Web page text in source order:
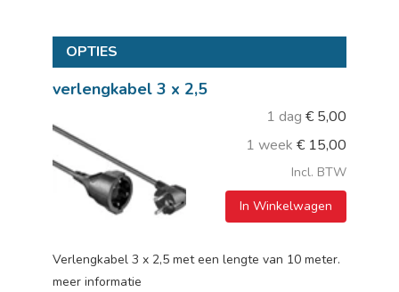
OPTIES
verlengkabel 3 x 2,5
1 dag € 5,00
1 week € 15,00
Incl. BTW
In Winkelwagen
Verlengkabel 3 x 2,5 met een lengte van 10 meter.
meer informatie